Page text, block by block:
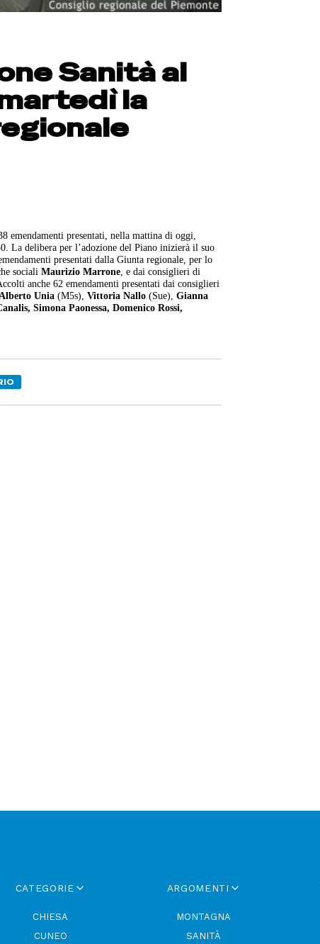
Sanità al
la
emendamenti presentati, nella mattina di oggi,
La delibera per l’adozione del Piano inizierà il suo
presentati dalla Giunta regionale, per lo
socialiMaurizio Marrone, e dai consiglieri di
anche 62 emendamenti presentati dai consiglieri
Unia (M5s), Vittoria Nallo (Sue),Gianna
Simona Paonessa, Domenico Rossi,
CATEGORIE
CHIESA
CUNEO
ARGOMENTI
MONTAGNA
SANITÀ